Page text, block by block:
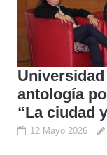
antología
“La ciudad
12 Mayo 2026